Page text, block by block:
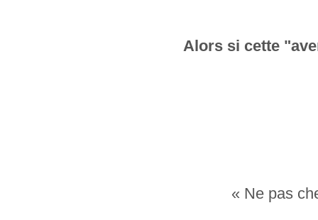
Alors si cette
« Ne pas